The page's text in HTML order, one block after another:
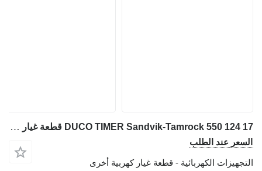
DUCO TIMER Sandvik-Tamrock 550 124 17 قطعة غيار مثقاب الصخور لـ معدات الحفر Sandvik
السعر عند الطلب
التجهيزات الكهربائية - قطعة غيار كهربية أخرى